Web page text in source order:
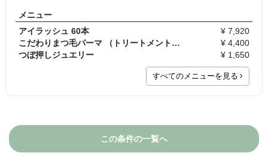
メニュー
アイラッシュ 60本
¥ 7,920
こだわりまつ毛パーマ （トリートメント＆コーティン…
¥ 4,400
つぼ押しジュエリー
¥ 1,650
すべてのメニューを見る
この条件の一覧へ